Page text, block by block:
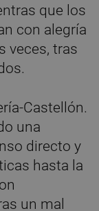
que los
con alegría
veces, tras
Castellón.
una
directo y
hasta la
un mal